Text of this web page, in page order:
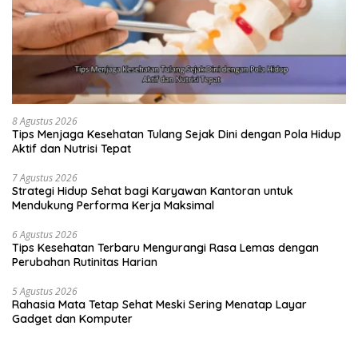
8 Agustus 2026
Tips Menjaga Kesehatan Tulang Sejak Dini dengan Pola Hidup
Aktif dan Nutrisi Tepat
7 Agustus 2026
Strategi Hidup Sehat bagi Karyawan Kantoran untuk
Mendukung Performa Kerja Maksimal
6 Agustus 2026
Tips Kesehatan Terbaru Mengurangi Rasa Lemas dengan
Perubahan Rutinitas Harian
5 Agustus 2026
Rahasia Mata Tetap Sehat Meski Sering Menatap Layar
Gadget dan Komputer